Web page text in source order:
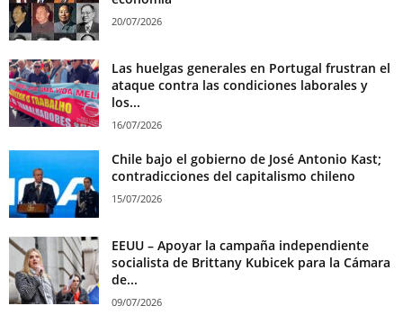
20/07/2026
Las huelgas generales en Portugal frustran el
ataque contra las condiciones laborales y
los...
16/07/2026
Chile bajo el gobierno de José Antonio Kast;
contradicciones del capitalismo chileno
15/07/2026
EEUU – Apoyar la campaña independiente
socialista de Brittany Kubicek para la Cámara
de...
09/07/2026